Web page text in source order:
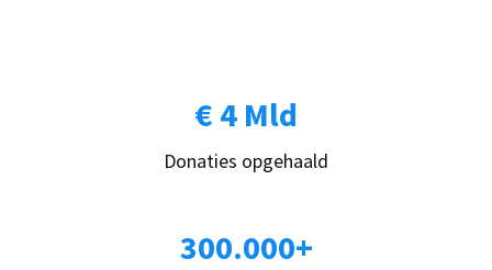
€ 4 Mld
Donaties opgehaald
300.000+